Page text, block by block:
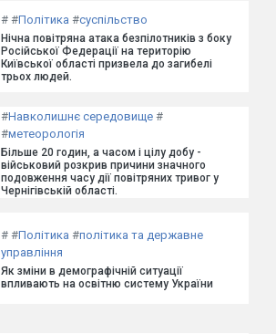
# #Політика #суспільство
Нічна повітряна атака безпілотників з боку
Російської Федерації на територію
Київської області призвела до загибелі
трьох людей.
#Навколишнє середовище #
#метеорологія
Більше 20 годин, а часом і цілу добу -
військовий розкрив причини значного
подовження часу дії повітряних тривог у
Чернігівській області.
# #Політика #політика та державне
управління
Як зміни в демографічній ситуації
впливають на освітню систему України